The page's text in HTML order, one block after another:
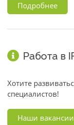
Подробнее
Работа в
Хотите
специалистов!
Наши вакансии